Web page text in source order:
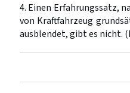
4. Einen Erfahrungssatz,
von Kraftfahrzeug
ausblendet, gibt es nicht.